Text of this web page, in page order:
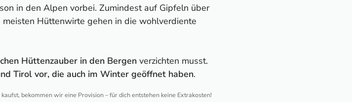
in den Alpen vorbei. Zumindest auf Gipfeln über
Hüttenwirte gehen in die wohlverdiente
Hüttenzauber in den Bergen verzichten musst.
Tirol vor, die auch im Winter geöffnet haben.
bekommen wir eine Provision – für dich entstehen keine Extrakosten!